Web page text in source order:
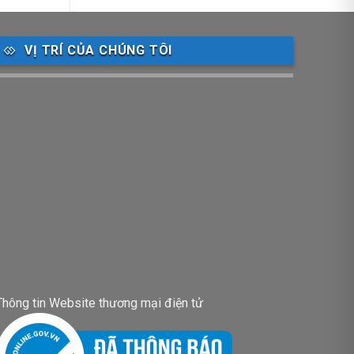
VỊ TRÍ CỦA CHÚNG TÔI
tin Website thương mại điện tử